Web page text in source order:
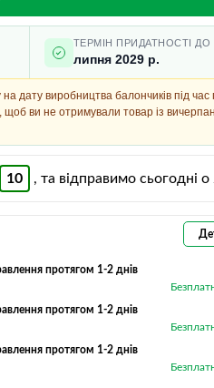
ТЕРМІН ПРИДАТНОСТІ ДО
липня 2029 р.
дату виробництва балончиків під час
ви не отримували товар із
09 , та відправимо сьогодні о
протягом 1-2 днів
протягом 1-2 днів
протягом 1-2 днів